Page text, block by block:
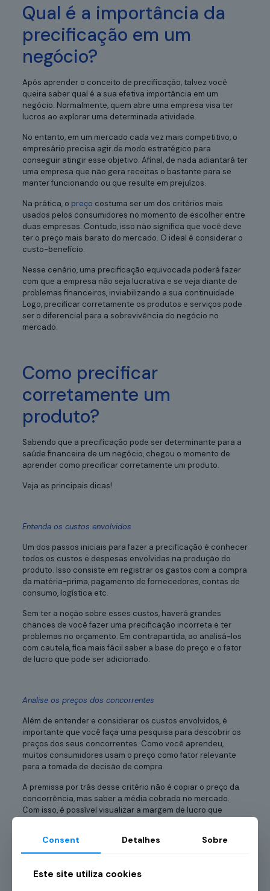
Qual é a importância da
precificação em um
negócio?
Após aprender o conceito de precificação, talvez você
queira saber qual é a sua efetiva importância em um
negócio. Normalmente, quem abre uma empresa visa ter
lucros ao explorar uma determinada atividade.
No entanto, em um mercado cada vez mais competitivo, o
empresário precisa agir de modo estratégico para
conseguir atingir esse objetivo. Afinal, de nada adiantará ter
uma empresa que não gera receitas o bastante para se
manter funcionando ou que resulte em prejuízos.
Na prática, o preço costuma ser um dos critérios mais
usados pelos consumidores no momento de escolher entre
duas empresas. Contudo, isso não significa que você deve
ter o preço mais barato do mercado. O ideal é considerar o
custo-benefício.
Nesse cenário, uma precificação equivocada poderá fazer
com que a empresa não seja lucrativa e se veja diante de
problemas financeiros, inviabilizando a sua continuidade.
Logo, precificar corretamente os produtos e serviços pode
ser o diferencial para a sobrevivência do negócio no
mercado.
Como precificar
corretamente um
produto?
Sabendo que a precificação pode ser determinante para a
saúde financeira de um negócio, chegou o momento de
aprender como precificar corretamente um produto.
Veja as principais dicas!
Entenda os custos envolvidos
Um dos passos iniciais para fazer a precificação é conhecer
todos os custos e despesas envolvidas na produção do
produto. Isso consiste em registrar os gastos com a compra
da matéria-prima, pagamento de fornecedores, contas de
consumo, logística etc.
Sem ter a noção sobre esses custos, haverá grandes
chances de você fazer uma precificação incorreta e ter
problemas no orçamento. Em contrapartida, ao analisá-los
com cautela, fica mais fácil saber a base do preço e o fator
de lucro que pode ser adicionado.
Analise os preços dos concorrentes
Além de entender e considerar os custos envolvidos, é
importante que você faça uma pesquisa para descobrir os
preços dos seus concorrentes. Como você aprendeu,
muitos consumidores usam o preço como fator relevante
para a tomada de decisão de compra.
A premissa por trás desse critério não é copiar o preço da
concorrência, mas saber a média cobrada no mercado.
Com isso, é possível visualizar a margem de lucro que
Defina o valor agregado
Consent Detalhes Sobre
Este site utiliza cookies